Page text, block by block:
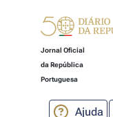
Jornal Oficial
da República
Portuguesa
Ajuda